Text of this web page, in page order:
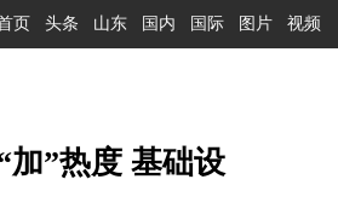
页 头条 山东 国内 国际 图片 视频
加”热度 基础设